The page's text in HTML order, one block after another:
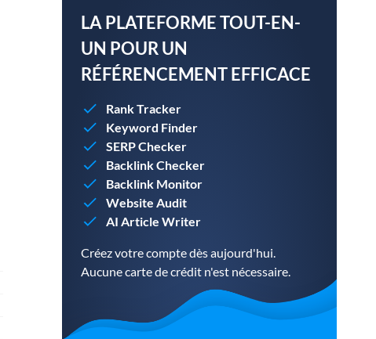
LA PLATEFORME TOUT-EN-
UN POUR UN
RÉFÉRENCEMENT EFFICACE
Rank Tracker
Keyword Finder
SERP Checker
Backlink Checker
Backlink Monitor
Website Audit
AI Article Writer
Créez votre compte dès aujourd'hui.
Aucune carte de crédit n'est nécessaire.